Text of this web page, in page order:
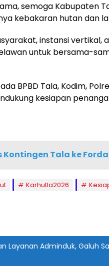
semoga Kabupaten
kebakaran hutan dan
instansi vertikal,
untuk bersama-
BPBD Tala, Kodim,
kesiapan
Kontingen Tala ke
Karhutla2026
Layanan Adminduk, Galuh